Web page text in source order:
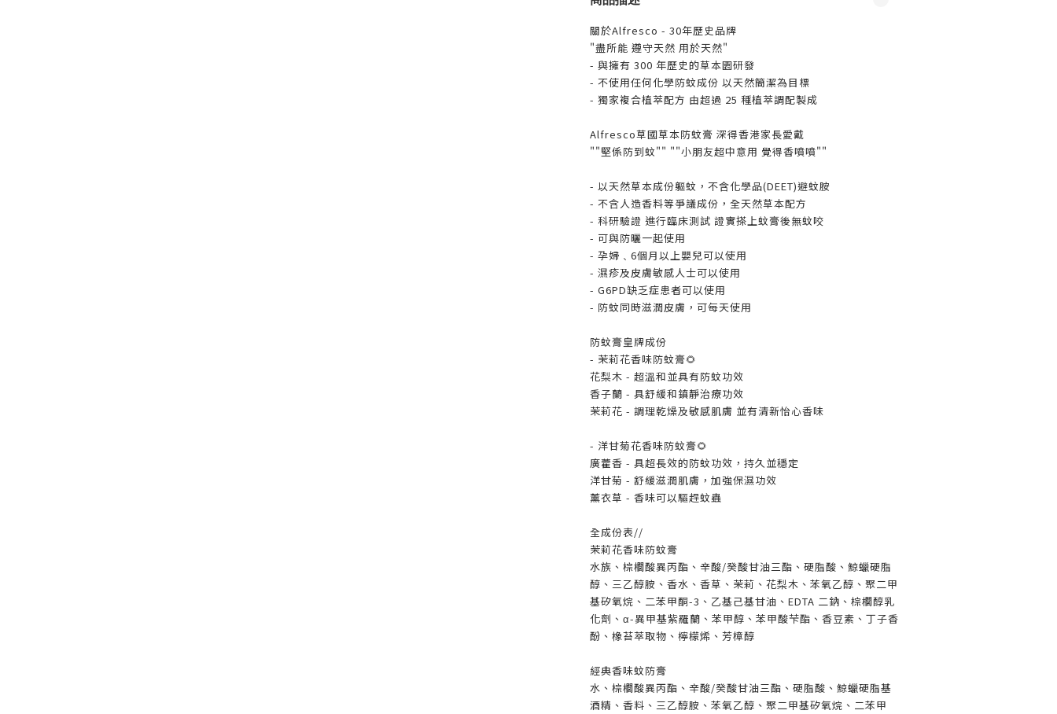
關於Alfresco - 30年歷史品牌
"盡所能 遵守天然 用於天然"
- 與擁有 300 年歷史的草本園研發
- 不使用任何化學防蚊成份 以天然簡潔為目標
- 獨家複合植萃配方 由超過 25 種植萃調配製成
Alfresco草國草本防蚊膏 深得香港家長愛戴
""堅係防到蚊"" ""小朋友超中意用 覺得香噴噴""
- 以天然草本成份軀蚊，不含化學品(DEET)避蚊胺
- 不含人造香料等爭議成份，全天然草本配方
- 科研驗證 進行臨床測試 證實搽上蚊膏後無蚊咬
- 可與防曬一起使用
- 孕婦﹑6個月以上嬰兒可以使用
- 濕疹及皮膚敏感人士可以使用
- G6PD缺乏症患者可以使用
- 防蚊同時滋潤皮膚，可每天使用
防蚊膏皇牌成份
- 茉莉花香味防蚊膏🌻
花梨木 - 超溫和並具有防蚊功效
香子蘭 - 具舒緩和鎮靜治療功效
茉莉花 - 調理乾燥及敏感肌膚 並有清新怡心香味
- 洋甘菊花香味防蚊膏🌻
廣藿香 - 具超長效的防蚊功效，持久並穩定
洋甘菊 - 舒緩滋潤肌膚，加強保濕功效
薰衣草 - 香味可以驅趕蚊蟲
全成份表//
茉莉花香味防蚊膏
水族、棕櫚酸異丙酯、辛酸/癸酸甘油三酯、硬脂酸、鯨蠟硬脂
醇、三乙醇胺、香水、香草、茉莉、花梨木、苯氧乙醇、聚二甲
基矽氧烷、二苯甲酮-3、乙基己基甘油、EDTA 二鈉、棕櫚醇乳
化劑、α-異甲基紫羅蘭、苯甲醇、苯甲酸芐酯、香豆素、丁子香
酚、橡苔萃取物、檸檬烯、芳樟醇
經典香味蚊防膏
水、棕櫚酸異丙酯、辛酸/癸酸甘油三酯、硬脂酸、鯨蠟硬脂基
酒精、香料、三乙醇胺、苯氧乙醇、聚二甲基矽氧烷、二苯甲